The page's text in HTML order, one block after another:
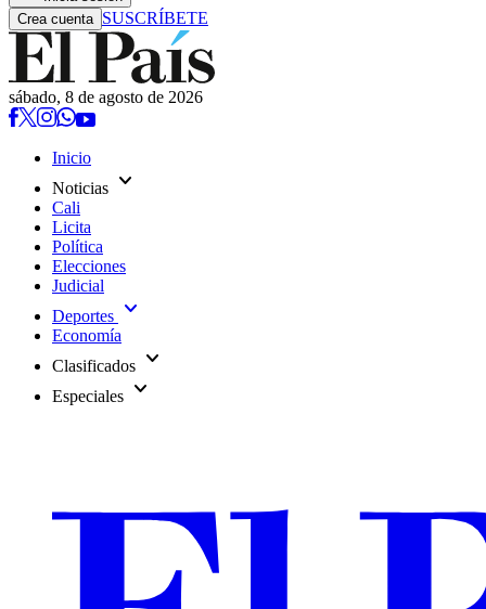
Crea cuenta SUSCRÍBETE
sábado, 8 de agosto de 2026
Inicio
Noticias expand_more
Cali
Licita
Política
Elecciones
Judicial
Deportes expand_more
Economía
Clasificados expand_more
Especiales expand_more